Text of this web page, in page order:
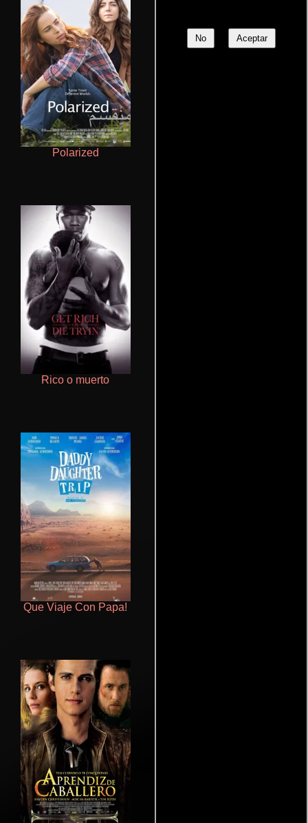
No Aceptar
Polarized
Rico o muerto
Que Viaje Con Papa!